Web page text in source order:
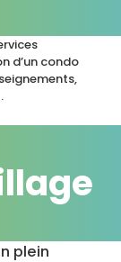
d’un condo
plein